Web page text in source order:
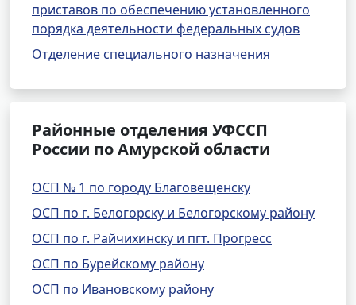
приставов по обеспечению установленного
порядка деятельности федеральных судов
Отделение специального назначения
Районные отделения УФССП
России по Амурской области
ОСП № 1 по городу Благовещенску
ОСП по г. Белогорску и Белогорскому району
ОСП по г. Райчихинску и пгт. Прогресс
ОСП по Бурейскому району
ОСП по Ивановскому району